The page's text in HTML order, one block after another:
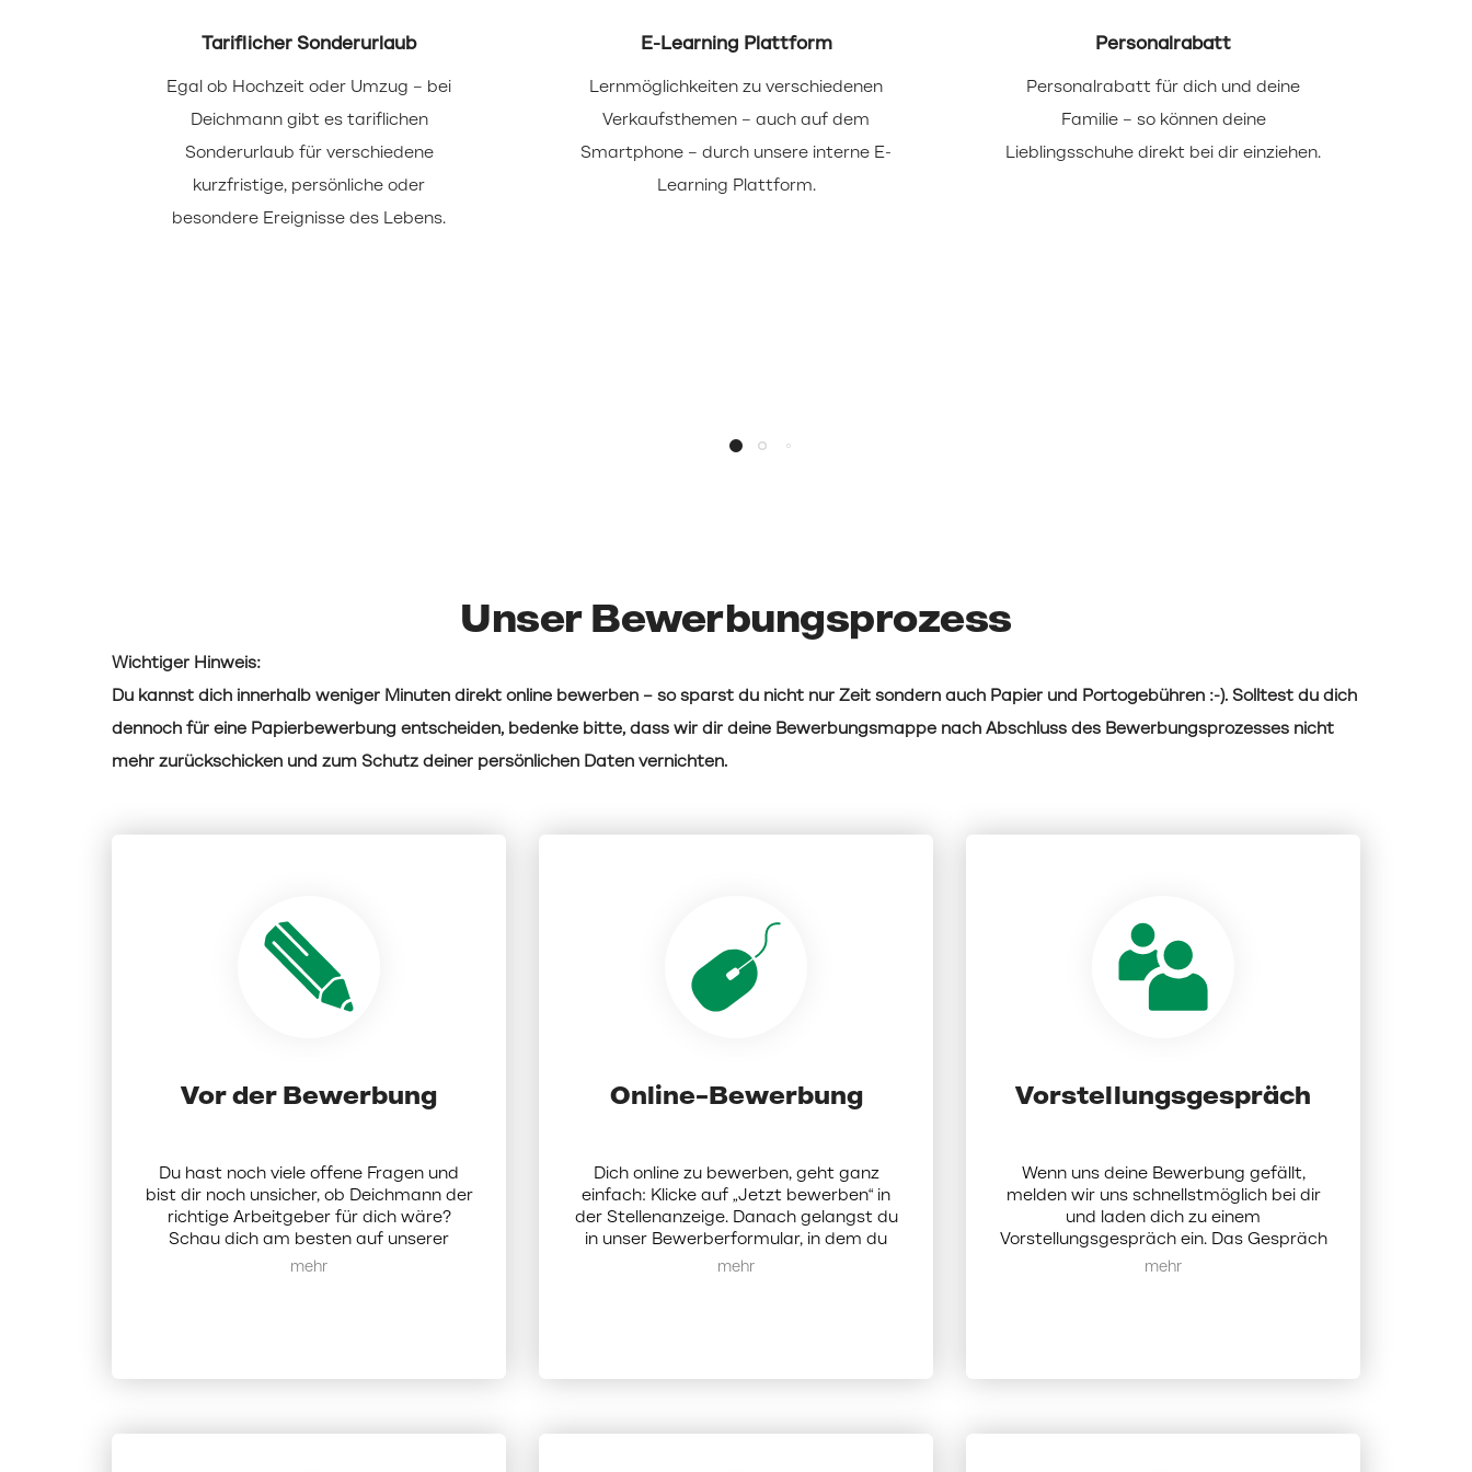
Tariflicher Sonderurlaub
Egal ob Hochzeit oder Umzug – bei
Deichmann gibt es tariflichen
Sonderurlaub für verschiedene
kurzfristige, persönliche oder
besondere Ereignisse des Lebens.
E-Learning Plattform
Lernmöglichkeiten zu verschiedenen
Verkaufsthemen – auch auf dem
Smartphone – durch unsere interne E-
Learning Plattform.
Personalrabatt
Personalrabatt für dich und deine
Familie – so können deine
Lieblingsschuhe direkt bei dir einziehen.
Unser Bewerbungsprozess
Wichtiger Hinweis:
Du kannst dich innerhalb weniger Minuten direkt online bewerben – so sparst du nicht nur Zeit sondern auch Papier und Portogebühren :-). Solltest du dich
dennoch für eine Papierbewerbung entscheiden, bedenke bitte, dass wir dir deine Bewerbungsmappe nach Abschluss des Bewerbungsprozesses nicht
mehr zurückschicken und zum Schutz deiner persönlichen Daten vernichten.
Vor der Bewerbung
Du hast noch viele offene Fragen und
bist dir noch unsicher, ob Deichmann der
richtige Arbeitgeber für dich wäre?
Schau dich am besten auf unserer
Karriereseite um.Hier
Mehr anzeigen
Online-Bewerbung
Dich online zu bewerben, geht ganz
einfach: Klicke auf „Jetzt bewerben“ in
der Stellenanzeige. Danach gelangst du
in unser Bewerberformular, in dem du
Dokumente (Lebenslauf, Anschreiben
Standorte geleichzeitig zu bewerben.
Mehr anzeigen
Vorstellungsgespräch
Wenn uns deine Bewerbung gefällt,
melden wir uns schnellstmöglich bei dir
und laden dich zu einem
Vorstellungsgespräch ein. Das Gespräch
findet persönlich oder digital statt und
Mehr anzeigen